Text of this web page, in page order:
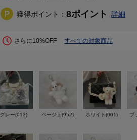
獲得ポイント： 8ポイント 詳細
さらに10%OFF すべての対象商品
グレー(012) ベージュ(952) ホワイト(001) ブ